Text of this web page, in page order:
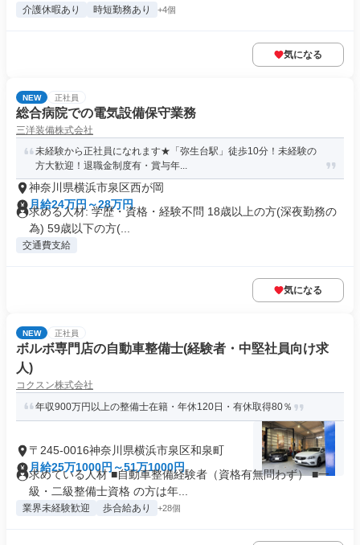
介護休暇あり 時短勤務あり +4個
気になる
NEW 正社員
総合病院での電気設備保守業務
三洋装備株式会社
未経験から正社員になれます★「弥生台駅」徒歩10分！未経験の
方大歓迎！退職金制度有・賞与年...
神奈川県横浜市泉区西が岡
月給24万円～28万円
求める人材: 学歴・資格・経験不問 18歳以上の方(深夜勤務の
為) 59歳以下の方(...
交通費支給
気になる
NEW 正社員
ボルボ専門店の自動車整備士(経験者・中堅社員向け求
人)
コクスン株式会社
年収900万円以上の整備士在籍・年休120日・有休取得80％
〒245-0016神奈川県横浜市泉区和泉町
月給25万1000円～51万1000円
求めている人材 ■自動車整備経験者（資格有無問わず） ■一
級・二級整備士資格 の方は年...
業界未経験歓迎 歩合給あり +28個